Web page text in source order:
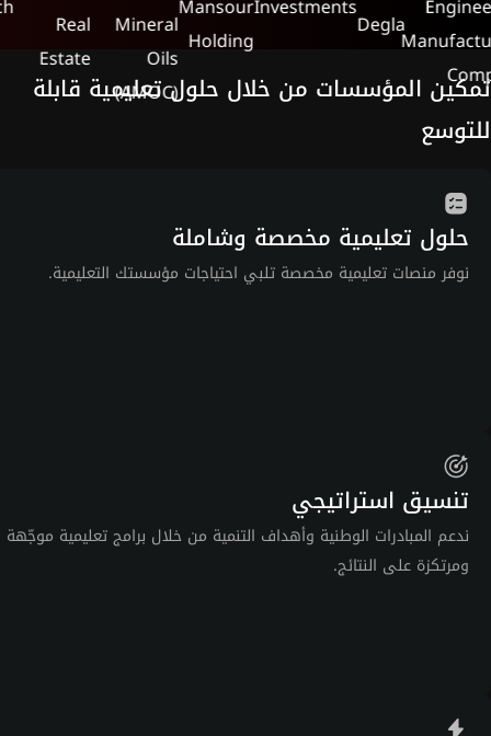
تمكين المؤسسات من خلال حلول تعليمية قابلة
للتوسع
حلول تعليمية مخصصة وشاملة
نوفر منصات تعليمية مخصصة تلبي احتياجات مؤسستك التعليمية.
تنسيق استراتيجي
ندعم المبادرات الوطنية وأهداف التنمية من خلال برامج تعليمية موجّهة
ومرتكزة على النتائج.